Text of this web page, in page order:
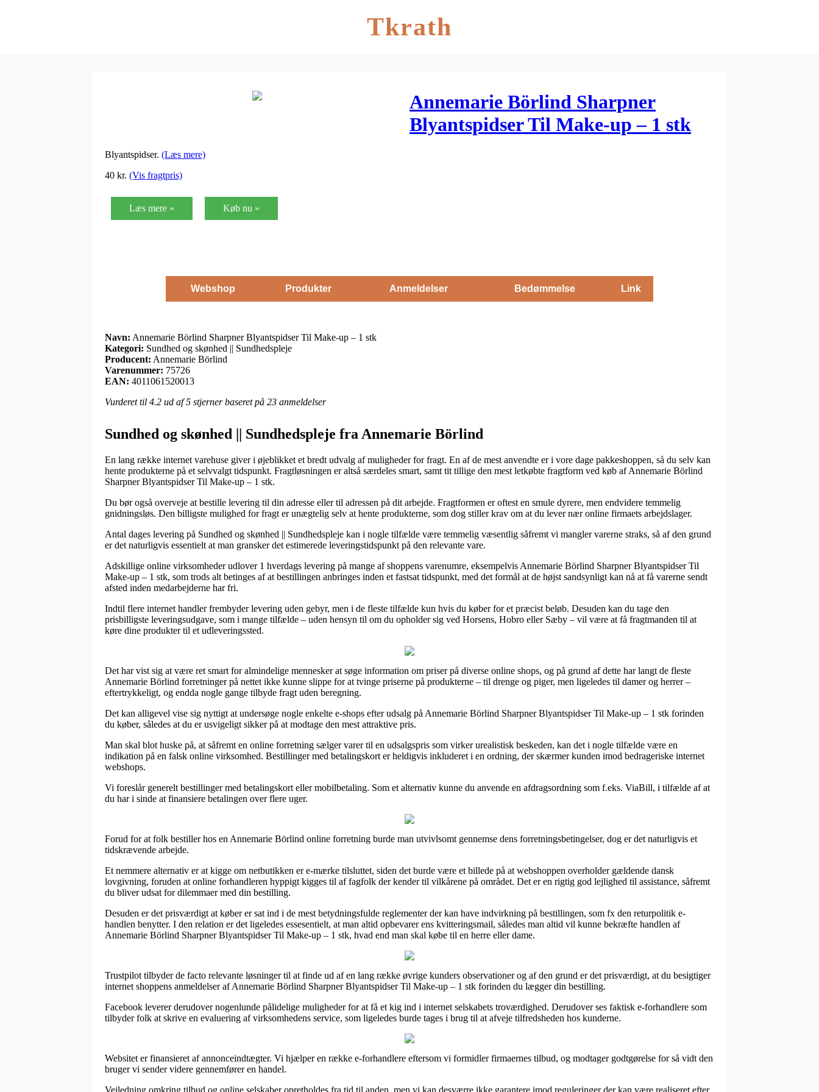
Tkrath
Annemarie Börlind Sharpner
Blyantspidser Til Make-up – 1 stk
Blyantspidser. (Læs mere)
40 kr. (Vis fragtpris)
Læs mere » Køb nu »
Webshop Produkter Anmeldelser Bedømmelse Link
Navn: Annemarie Börlind Sharpner Blyantspidser Til Make-up – 1 stk
Kategori: Sundhed og skønhed || Sundhedspleje
Producent: Annemarie Börlind
Varenummer: 75726
EAN: 4011061520013
Vurderet til 4.2 ud af 5 stjerner baseret på 23 anmeldelser
Sundhed og skønhed || Sundhedspleje fra Annemarie Börlind
En lang række internet varehuse giver i øjeblikket et bredt udvalg af muligheder for fragt. En af de mest anvendte er i vore dage pakkeshoppen, så du selv kan
hente produkterne på et selvvalgt tidspunkt. Fragtløsningen er altså særdeles smart, samt tit tillige den mest letkøbte fragtform ved køb af Annemarie Börlind
Sharpner Blyantspidser Til Make-up – 1 stk.
Du bør også overveje at bestille levering til din adresse eller til adressen på dit arbejde. Fragtformen er oftest en smule dyrere, men endvidere temmelig
gnidningsløs. Den billigste mulighed for fragt er unægtelig selv at hente produkterne, som dog stiller krav om at du lever nær online firmaets arbejdslager.
Antal dages levering på Sundhed og skønhed || Sundhedspleje kan i nogle tilfælde være temmelig væsentlig såfremt vi mangler varerne straks, så af den grund
er det naturligvis essentielt at man gransker det estimerede leveringstidspunkt på den relevante vare.
Adskillige online virksomheder udlover 1 hverdags levering på mange af shoppens varenumre, eksempelvis Annemarie Börlind Sharpner Blyantspidser Til
Make-up – 1 stk, som trods alt betinges af at bestillingen anbringes inden et fastsat tidspunkt, med det formål at de højst sandsynligt kan nå at få varerne sendt
afsted inden medarbejderne har fri.
Indtil flere internet handler frembyder levering uden gebyr, men i de fleste tilfælde kun hvis du køber for et præcist beløb. Desuden kan du tage den
prisbilligste leveringsudgave, som i mange tilfælde – uden hensyn til om du opholder sig ved Horsens, Hobro eller Sæby – vil være at få fragtmanden til at
køre dine produkter til et udleveringssted.
Det har vist sig at være ret smart for almindelige mennesker at søge information om priser på diverse online shops, og på grund af dette har langt de fleste
Annemarie Börlind forretninger på nettet ikke kunne slippe for at tvinge priserne på produkterne – til drenge og piger, men ligeledes til damer og herrer –
eftertrykkeligt, og endda nogle gange tilbyde fragt uden beregning.
Det kan alligevel vise sig nyttigt at undersøge nogle enkelte e-shops efter udsalg på Annemarie Börlind Sharpner Blyantspidser Til Make-up – 1 stk forinden
du køber, således at du er usvigeligt sikker på at modtage den mest attraktive pris.
Man skal blot huske på, at såfremt en online forretning sælger varer til en udsalgspris som virker urealistisk beskeden, kan det i nogle tilfælde være en
indikation på en falsk online virksomhed. Bestillinger med betalingskort er heldigvis inkluderet i en ordning, der skærmer kunden imod bedrageriske internet
webshops.
Vi foreslår generelt bestillinger med betalingskort eller mobilbetaling. Som et alternativ kunne du anvende en afdragsordning som f.eks. ViaBill, i tilfælde af at
du har i sinde at finansiere betalingen over flere uger.
Forud for at folk bestiller hos en Annemarie Börlind online forretning burde man utvivlsomt gennemse dens forretningsbetingelser, dog er det naturligvis et
tidskrævende arbejde.
Et nemmere alternativ er at kigge om netbutikken er e-mærke tilsluttet, siden det burde være et billede på at webshoppen overholder gældende dansk
lovgivning, foruden at online forhandleren hyppigt kigges til af fagfolk der kender til vilkårene på området. Det er en rigtig god lejlighed til assistance, såfremt
du bliver udsat for dilemmaer med din bestilling.
Desuden er det prisværdigt at køber er sat ind i de mest betydningsfulde reglementer der kan have indvirkning på bestillingen, som fx den returpolitik e-
handlen benytter. I den relation er det ligeledes essesentielt, at man altid opbevarer ens kvitteringsmail, således man altid vil kunne bekræfte handlen af
Annemarie Börlind Sharpner Blyantspidser Til Make-up – 1 stk, hvad end man skal købe til en herre eller dame.
Trustpilot tilbyder de facto relevante løsninger til at finde ud af en lang række øvrige kunders observationer og af den grund er det prisværdigt, at du besigtiger
internet shoppens anmeldelser af Annemarie Börlind Sharpner Blyantspidser Til Make-up – 1 stk forinden du lægger din bestilling.
Facebook leverer derudover nogenlunde pålidelige muligheder for at få et kig ind i internet selskabets troværdighed. Derudover ses faktisk e-forhandlere som
tilbyder folk at skrive en evaluering af virksomhedens service, som ligeledes burde tages i brug til at afveje tilfredsheden hos kunderne.
Websitet er finansieret af annonceindtægter. Vi hjælper en række e-forhandlere eftersom vi formidler firmaernes tilbud, og modtager godtgørelse for så vidt den
bruger vi sender videre gennemfører en handel.
Vejledning omkring tilbud og online selskaber opretholdes fra tid til anden, men vi kan desværre ikke garantere imod reguleringer der kan være realiseret efter